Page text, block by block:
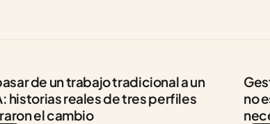
de un trabajo tradicional a un
historias reales de tres perfiles
el cambio
no